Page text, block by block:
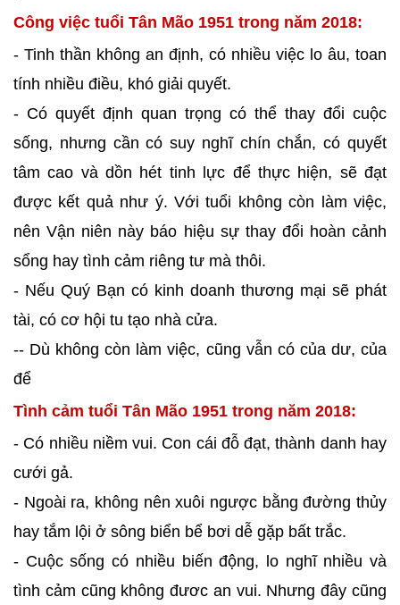
Công việc tuổi Tân Mão 1951 trong năm 2018:
- Tinh thần không an định, có nhiều việc lo âu, toan
tính nhiều điều, khó giải quyết.
- Có quyết định quan trọng có thể thay đổi cuộc
sống, nhưng cần có suy nghĩ chín chắn, có quyết
tâm cao và dồn hét tinh lực để thực hiện, sẽ đạt
được kết quả như ý. Với tuổi không còn làm việc,
nên Vận niên này báo hiệu sự thay đổi hoàn cảnh
sổng hay tình cảm riêng tư mà thôi.
- Nếu Quý Bạn có kinh doanh thương mại sẽ phát
tài, có cơ hội tu tạo nhà cửa.
-- Dù không còn làm việc, cũng vẫn có của dư, của
để
Tình cảm tuổi Tân Mão 1951 trong năm 2018:
- Có nhiều niềm vui. Con cái đỗ đạt, thành danh hay
cưới gả.
- Ngoài ra, không nên xuôi ngược bằng đường thủy
hay tắm lội ở sông biển bể bơi dễ gặp bất trắc.
- Cuộc sống có nhiều biến động, lo nghĩ nhiều và
tình cảm cũng không đươc an vui. Nhưng đây cũng